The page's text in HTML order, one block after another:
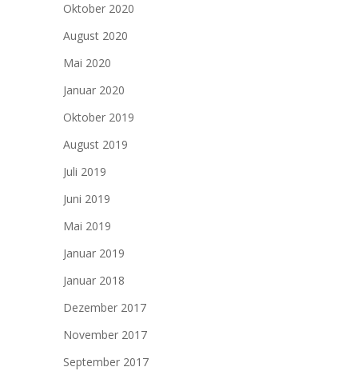
Oktober 2020
August 2020
Mai 2020
Januar 2020
Oktober 2019
August 2019
Juli 2019
Juni 2019
Mai 2019
Januar 2019
Januar 2018
Dezember 2017
November 2017
September 2017